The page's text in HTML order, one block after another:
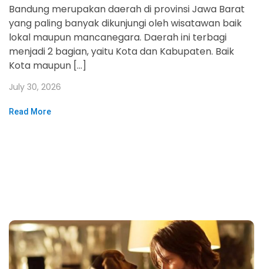
Bandung merupakan daerah di provinsi Jawa Barat
yang paling banyak dikunjungi oleh wisatawan baik
lokal maupun mancanegara. Daerah ini terbagi
menjadi 2 bagian, yaitu Kota dan Kabupaten. Baik
Kota maupun […]
July 30, 2026
Read More